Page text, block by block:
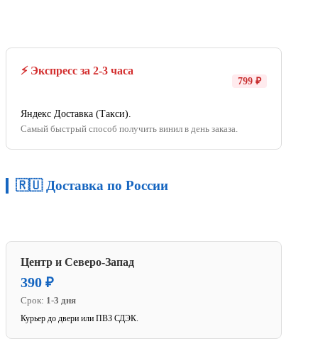
⚡ Экспресс за 2-3 часа
799 ₽
Яндекс Доставка (Такси).
Самый быстрый способ получить винил в день заказа.
🇷🇺 Доставка по России
Центр и Северо-Запад
390 ₽
Срок: 1-3 дня
Курьер до двери или ПВЗ СДЭК.